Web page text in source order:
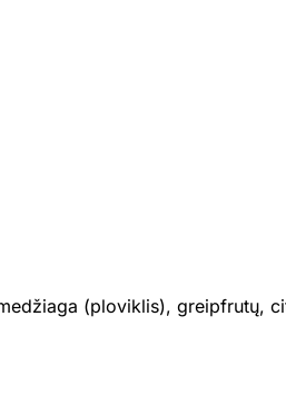
(ploviklis), greipfrutų,